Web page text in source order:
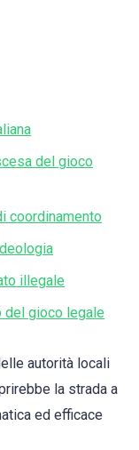
del gioco
coordinamento
illegale
del gioco legale
autorità locali
la strada a
ed efficace